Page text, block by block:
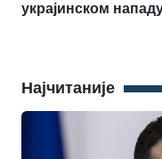
украјинском
Најчитаније